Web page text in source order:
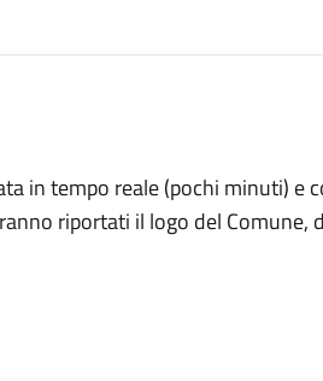
in tempo reale (pochi minuti) e
riportati il logo del Comune,